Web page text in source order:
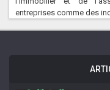
entreprises comme des